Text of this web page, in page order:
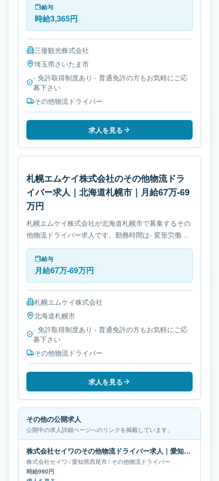
給与
時給3,365円
三倭観光株式会社
埼玉県さいたま市
- 免許取得制度あり - 普通免許の方もお気軽にご応
募下さい
その他物流ドライバー
求人を見る
札幌エムケイ株式会社のその他物流ドラ
イバー求人｜北海道札幌市｜月給67万-69
万円
札幌エムケイ株式会社が北海道札幌市で募集するその
他物流ドライバー求人です。勤務時間は- 変形労働時
間制です。必要免許は- 免許取得制度ありです。
給与
月給67万-69万円
札幌エムケイ株式会社
北海道札幌市
- 免許取得制度あり - 普通免許の方もお気軽にご応
募下さい
その他物流ドライバー
求人を見る
その他の公開求人
公開中の求人詳細ページへのリンクを掲載しています。
株式会社セイワのその他物流ドライバー求人｜愛知県西尾市
株式会社セイワ /愛知県西尾市/その他物流ドライバー
時給990円